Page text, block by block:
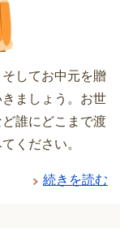
してお中元を贈
ましょう。お世
誰にどこまで渡
ください。
続きを読む